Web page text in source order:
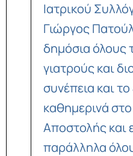
Ιατρικού
Γιώργος
δημόσια όλους
γιατρούς και
συνέπεια και
καθημερινά στο
Αποστολής και
παράλληλα